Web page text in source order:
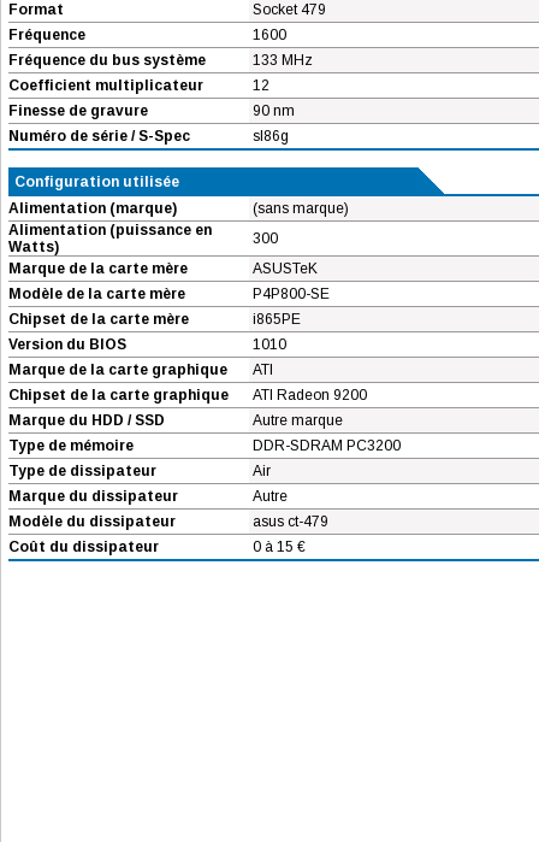
Format
Socket 479
Fréquence
1600
Fréquence du bus système
133 MHz
Coefficient multiplicateur
12
Finesse de gravure
90 nm
Numéro de série / S-Spec
sl86g
Configuration utilisée
Alimentation (marque)
(sans marque)
Alimentation (puissance en
Watts)
300
Marque de la carte mère
ASUSTeK
Modèle de la carte mère
P4P800-SE
Chipset de la carte mère
i865PE
Version du BIOS
1010
Marque de la carte graphique
ATI
Chipset de la carte graphique
ATI Radeon 9200
Marque du HDD / SSD
Autre marque
Type de mémoire
DDR-SDRAM PC3200
Type de dissipateur
Air
Marque du dissipateur
Autre
Modèle du dissipateur
asus ct-479
Coût du dissipateur
0 à 15 €